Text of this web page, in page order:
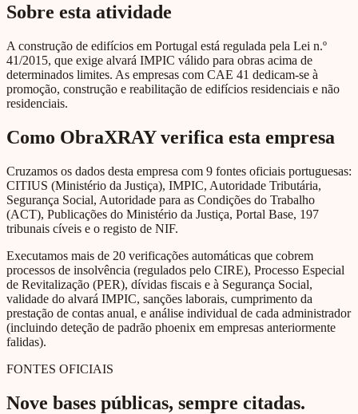
Sobre esta atividade
A construção de edifícios em Portugal está regulada pela Lei n.º
41/2015, que exige alvará IMPIC válido para obras acima de
determinados limites. As empresas com CAE 41 dedicam-se à
promoção, construção e reabilitação de edifícios residenciais e não
residenciais.
Como ObraXRAY verifica esta empresa
Cruzamos os dados desta empresa com 9 fontes oficiais portuguesas:
CITIUS (Ministério da Justiça), IMPIC, Autoridade Tributária,
Segurança Social, Autoridade para as Condições do Trabalho
(ACT), Publicações do Ministério da Justiça, Portal Base, 197
tribunais cíveis e o registo de NIF.
Executamos mais de 20 verificações automáticas que cobrem
processos de insolvência (regulados pelo CIRE), Processo Especial
de Revitalização (PER), dívidas fiscais e à Segurança Social,
validade do alvará IMPIC, sanções laborais, cumprimento da
prestação de contas anual, e análise individual de cada administrador
(incluindo deteção de padrão phoenix em empresas anteriormente
falidas).
FONTES OFICIAIS
Nove bases públicas, sempre citadas.